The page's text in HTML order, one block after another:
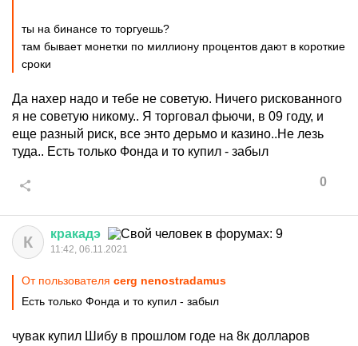
ты на бинансе то торгуешь?
там бывает монетки по миллиону процентов дают в короткие
сроки
Да нахер надо и тебе не советую. Ничего рискованного
я не советую никому.. Я торговал фьючи, в 09 году, и
еще разный риск, все энто дерьмо и казино..Не лезь
туда.. Есть только Фонда и то купил - забыл
0
К кракадэ
11:42, 06.11.2021
От пользователя cerg nenostradamus
Есть только Фонда и то купил - забыл
чувак купил Шибу в прошлом годе на 8к долларов